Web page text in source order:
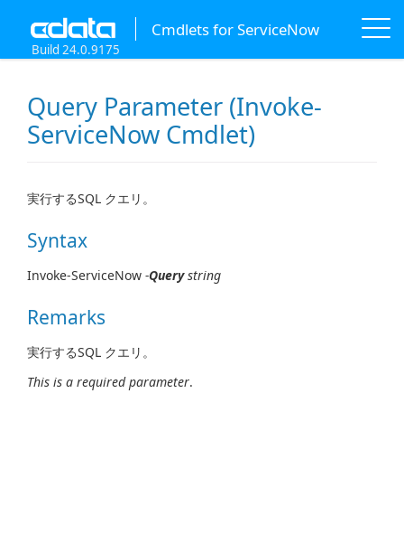
Cmdlets for ServiceNow
Build 24.0.9175
Query Parameter (Invoke-
ServiceNow Cmdlet)
実行するSQL クエリ。
Syntax
Invoke-ServiceNow -Querystring
Remarks
実行するSQL クエリ。
This is a required parameter.